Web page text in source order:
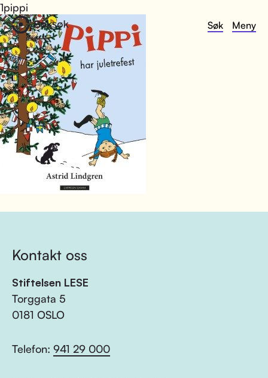
Søk Meny
1pippi
Kontakt oss
Stiftelsen LESE
Torggata 5
0181 OSLO
Telefon: 941 29 000